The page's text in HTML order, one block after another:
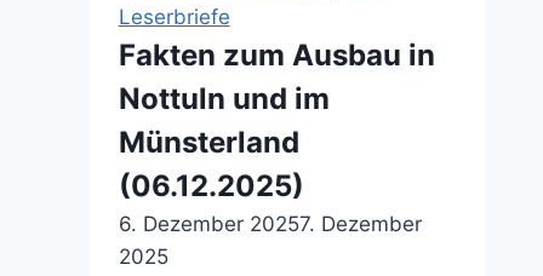
Leserbriefe
Fakten zum Ausbau in
Nottuln und im
Münsterland
(06.12.2025)
6. Dezember 20257. Dezember
2025